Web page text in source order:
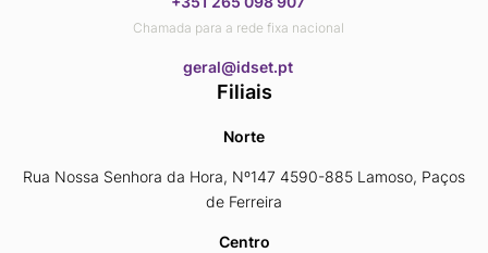
Chamada para a rede fixa nacional
​​​​​​​geral@idset.pt
Filiais
Norte
Rua Nossa Senhora da Hora, Nº147 4590-885 Lamoso, Paços
de Ferreira
Centro